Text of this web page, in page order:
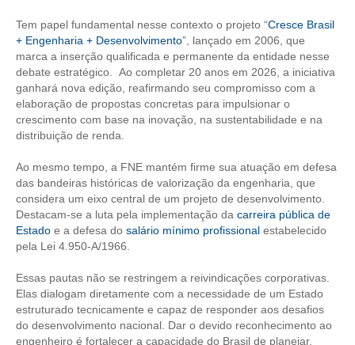
RES 1.002/2002 – CÓDIGO DE ÉTICA
HOMOLOGAÇÕES
PISO SALARIAL
FIQUE POR DENTRO
APRESENTAÇÃO
EMPREGO E ESTÁGIO
CARREIRA
AUTÔNOMOS E SERVIÇOS
NEWSLETTER
Tem papel fundamental nesse contexto o projeto “Cresce Brasil
+ Engenharia + Desenvolvimento”, lançado em 2006, que
marca a inserção qualificada e permanente da entidade nesse
debate estratégico. Ao completar 20 anos em 2026, a iniciativa
ganhará nova edição, reafirmando seu compromisso com a
elaboração de propostas concretas para impulsionar o
crescimento com base na inovação, na sustentabilidade e na
distribuição de renda.
Ao mesmo tempo, a FNE mantém firme sua atuação em defesa
das bandeiras históricas de valorização da engenharia, que
considera um eixo central de um projeto de desenvolvimento.
Destacam-se a luta pela implementação da carreira pública de
Estado e a defesa do salário mínimo profissional estabelecido
pela Lei 4.950-A/1966.
Essas pautas não se restringem a reivindicações corporativas.
Elas dialogam diretamente com a necessidade de um Estado
estruturado tecnicamente e capaz de responder aos desafios
do desenvolvimento nacional. Dar o devido reconhecimento ao
engenheiro é fortalecer a capacidade do Brasil de planejar,